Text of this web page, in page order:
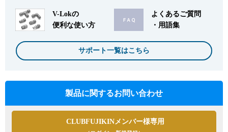
V-Lokの
便利な使い方
よくあるご質問
・用語集
サポート一覧はこちら
製品に関するお問い合わせ
CLUBFUJIKINメンバー様専用